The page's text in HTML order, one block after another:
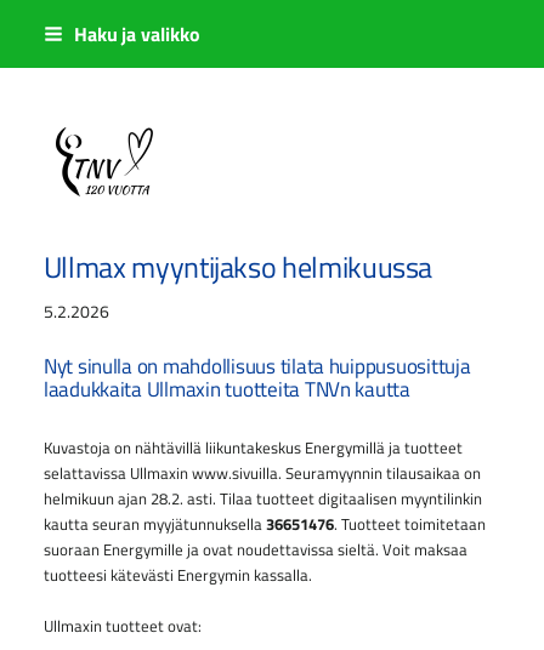
Siirry
sisältöön
Haku ja valikko
Sivuston etusivulle
Ullmax myyntijakso helmikuussa
5.2.2026
Nyt sinulla on mahdollisuus tilata huippusuosittuja
laadukkaita Ullmaxin tuotteita TNVn kautta
Kuvastoja on nähtävillä liikuntakeskus Energymillä ja tuotteet
selattavissa Ullmaxin www.sivuilla. Seuramyynnin tilausaikaa on
helmikuun ajan 28.2. asti. Tilaa tuotteet digitaalisen myyntilinkin
kautta seuran myyjätunnuksella36651476. Tuotteet toimitetaan
suoraan Energymille ja ovat noudettavissa sieltä. Voit maksaa
tuotteesi kätevästi Energymin kassalla.
Ullmaxin tuotteet ovat: